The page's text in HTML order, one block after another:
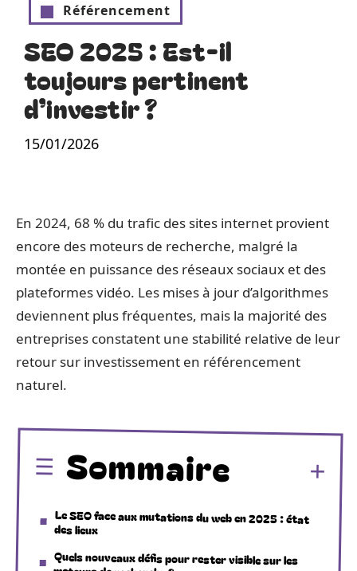
Référencement
SEO 2025 : Est-il
toujours pertinent
d’investir ?
15/01/2026
En 2024, 68 % du trafic des sites internet provient
encore des moteurs de recherche, malgré la
montée en puissance des réseaux sociaux et des
plateformes vidéo. Les mises à jour d’algorithmes
deviennent plus fréquentes, mais la majorité des
entreprises constatent une stabilité relative de leur
retour sur investissement en référencement
naturel.
Sommaire
Le SEO face aux mutations du web en 2025 : état
des lieux
Quels nouveaux défis pour rester visible sur les